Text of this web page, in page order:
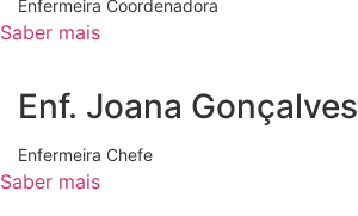
Enfermeira Coordenadora
Saber mais
Enf. Joana Gonçalves
Enfermeira Chefe
Saber mais